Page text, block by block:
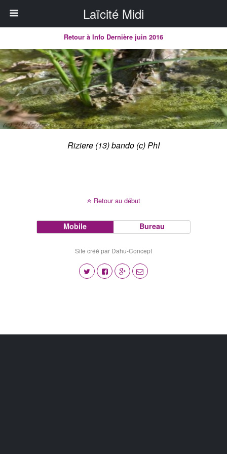
Laïcité Midi
Retour à Info Dernière juin 2016
Riziere (13) bando (c) PhI
Retour au début
Mobile Bureau
Site créé par Dahu-Concept